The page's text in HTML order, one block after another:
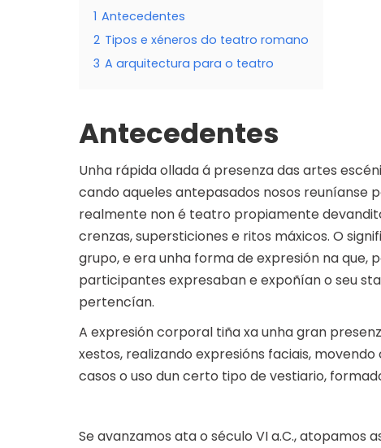
1 Antecedentes
2 Tipos e xéneros do teatro romano
3 A arquitectura para o teatro
Antecedentes
Unha rápida ollada á presenza das artes
cando aqueles antepasados nosos reuníanse
realmente non é teatro propiamente
crenzas, supersticiones e ritos máxicos. O
grupo, e era unha forma de expresión na que,
participantes expresaban e expoñían o seu
pertencían.
A expresión corporal tiña xa unha gran
xestos, realizando expresións faciais,
casos o uso dun certo tipo de vestiario,
Se avanzamos ata o século VI a.C., atopamos